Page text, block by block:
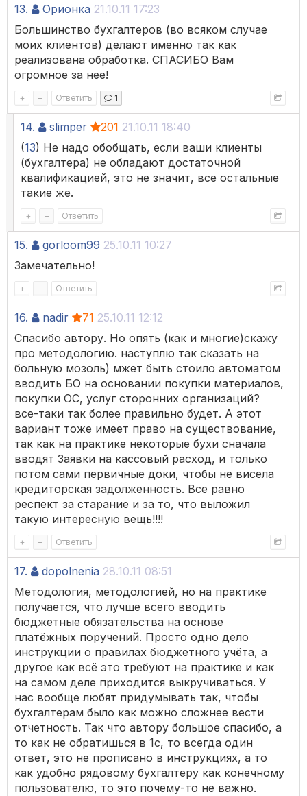
13. Орионка 21.10.11 17:23
Большинство бухгалтеров (во всяком случае
моих клиентов) делают именно так как
реализована обработка. СПАСИБО Вам
огромное за нее!
+ – Ответить 1
14. slimper 201 21.10.11 18:40
(13) Не надо обобщать, если ваши клиенты
(бухгалтера) не обладают достаточной
квалификацией, это не значит, все остальные
такие же.
+ – Ответить
15. gorloom99 25.10.11 10:27
Замечательно!
+ – Ответить
16. nadir 71 25.10.11 12:12
Спасибо автору. Но опять (как и многие)скажу
про методологию. наступлю так сказать на
больную мозоль) мжет быть стоило автоматом
вводить БО на основании покупки материалов,
покупки ОС, услуг сторонних организаций?
все-таки так более правильно будет. А этот
вариант тоже имеет право на существование,
так как на практике некоторые бухи сначала
вводят Заявки на кассовый расход, и только
потом сами первичные доки, чтобы не висела
кредиторская задолженность. Все равно
респект за старание и за то, что выложил
такую интересную вещь!!!!
+ – Ответить
17. dopolnenia 28.10.11 08:51
Методология, методологией, но на практике
получается, что лучше всего вводить
бюджетные обязательства на основе
платёжных поручений. Просто одно дело
инструкции о правилах бюджетного учёта, а
другое как всё это требуют на практике и как
на самом деле приходится выкручиваться. У
нас вообще любят придумывать так, чтобы
бухгалтерам было как можно сложнее вести
отчетность. Так что автору большое спасибо, а
то как не обратишься в 1с, то всегда один
ответ, это не прописано в инструкциях, а то
как удобно рядовому бухгалтеру как конечному
пользователю, то это почему-то не важно.